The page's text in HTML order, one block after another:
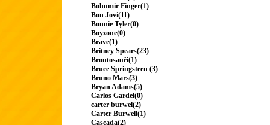
Bohumir Finger(1)
Bon Jovi(11)
Bonnie Tyler(0)
Boyzone(0)
Brave(1)
Britney Spears(23)
Brontosauři(1)
Bruce Springsteen (3)
Bruno Mars(3)
Bryan Adams(5)
Carlos Gardel(0)
carter burwel(2)
Carter Burwell(1)
Cascada(2)